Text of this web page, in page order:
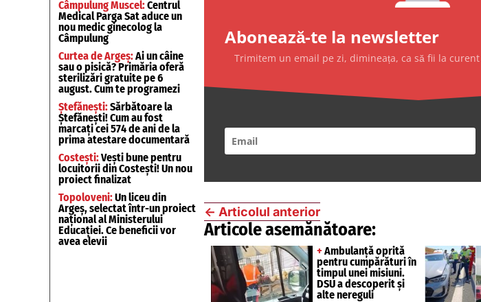
Câmpulung Muscel:Centrul
Medical Parga Sat aduce un
nou medic ginecolog la
Câmpulung
Curtea de Argeș:Ai un câine
sau o pisică? Primăria oferă
sterilizări gratuite pe 6
august. Cum te programezi
Ștefănești:Sărbătoare la
Ștefănești! Cum au fost
marcați cei 574 de ani de la
prima atestare documentară
Costești:Vești bune pentru
locuitorii din Costești! Un nou
proiect finalizat
Topoloveni:Un liceu din
Argeș, selectat într-un proiect
național al Ministerului
Educației. Ce beneficii vor
avea elevii
Abonează-te la newsletter
Trimitem un email pe zi, dimineața, ca să fii la
← Articolul anterior
Articole asemănătoare:
+ Ambulanță oprită
pentru cumpărături în
timpul unei misiuni.
DSU a descoperit și
alte nereguli